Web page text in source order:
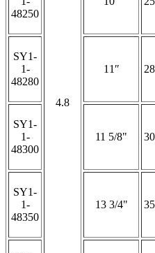
4.8
48250
SY1-
1-
48280
11″
SY1-
1-
48300
11 5/8"
SY1-
1-
48350
13 3/4"